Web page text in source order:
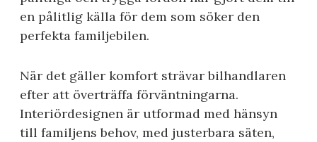
en pålitlig källa för dem som söker den
perfekta familjebilen.
När det gäller komfort strävar bilhandlaren
efter att överträffa förväntningarna.
Interiördesignen är utformad med hänsyn
till familjens behov, med justerbara säten,